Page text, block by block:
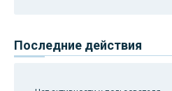
Последние действия